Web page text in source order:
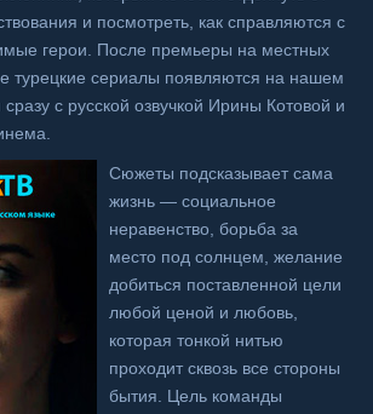
и посмотреть, как справляются с
герои. После премьеры на местных
турецкие сериалы появляются на нашем
сразу с русской озвучкой Ирины Котовой и
Сюжеты подсказывает сама
жизнь — социальное
неравенство, борьба за
место под солнцем, желание
добиться поставленной цели
любой ценой и любовь,
которая тонкой нитью
проходит сквозь все стороны
бытия. Цель команды